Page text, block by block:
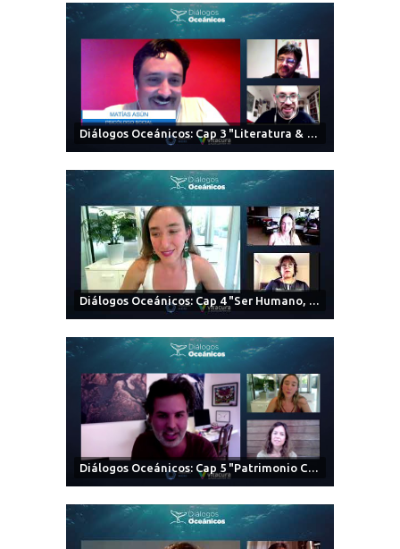
Diálogos Oceánicos: Cap 3 "Literatura & Medio Ambiente"
Diálogos Oceánicos: Cap 4 "Ser Humano, Ética & Naturaleza"
Diálogos Oceánicos: Cap 5 "Patrimonio Cultural & Natural"